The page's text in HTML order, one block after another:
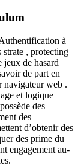
à
strate , protecting
de hasard
de part en
navigateur web .
et logique
des
des
d’obtenir des
des prime du
engagement au-